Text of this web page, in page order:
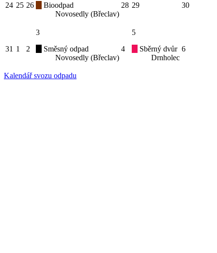
24 25 26
Bioodpad
Novosedly (Břeclav)
28 29 30
31 1 2
3
Směsný odpad
Novosedly (Břeclav)
4
5
Sběrný dvůr
Drnholec
6
Kalendář svozu odpadu